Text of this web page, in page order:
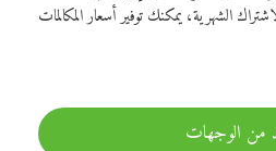
الشهرية، يمكنك توفير أسعار المكالمات
من الوجهات